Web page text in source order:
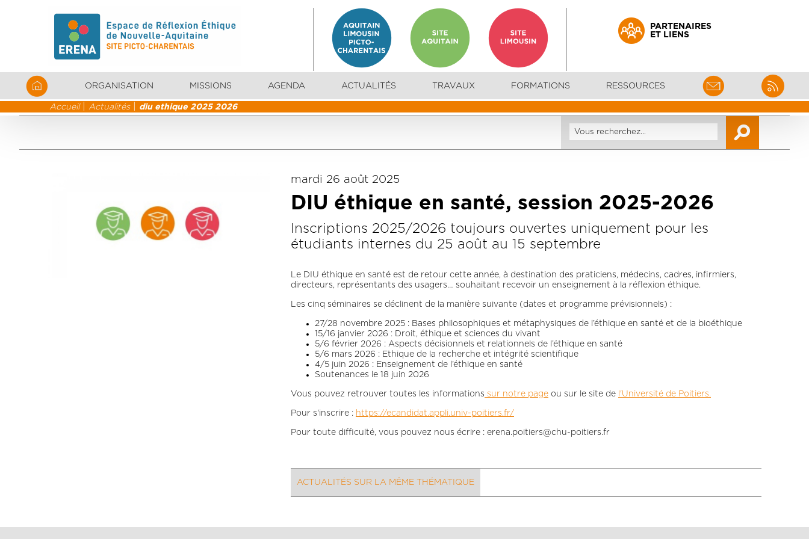
PARTENAIRES
ET LIENS
ORGANISATION MISSIONS AGENDA ACTUALITÉS TRAVAUX FORMATIONS RESSOURCES
Accueil Actualités diu ethique 2025 2026
mardi 26 août 2025
DIU éthique en santé, session 2025-2026
Inscriptions 2025/2026 toujours ouvertes uniquement pour les
étudiants internes du 25 août au 15 septembre
Le DIU éthique en santé est de retour cette année, à destination des praticiens, médecins, cadres, infirmiers,
directeurs, représentants des usagers… souhaitant recevoir un enseignement à la réflexion éthique.
Les cinq séminaires se déclinent de la manière suivante (dates et programme prévisionnels) :
27/28 novembre 2025 : Bases philosophiques et métaphysiques de l’éthique en santé et de la bioéthique
15/16 janvier 2026 : Droit, éthique et sciences du vivant
5/6 février 2026 : Aspects décisionnels et relationnels de l’éthique en santé
5/6 mars 2026 : Ethique de la recherche et intégrité scientifique
4/5 juin 2026 : Enseignement de l’éthique en santé
Soutenances le 18 juin 2026
Vous pouvez retrouver toutes les informations sur notre page ou sur le site de l'Université de Poitiers.
Pour s'inscrire : https://ecandidat.appli.univ-poitiers.fr/
Pour toute difficulté, vous pouvez nous écrire : erena.poitiers@chu-poitiers.fr
ACTUALITÉS SUR LA MÊME THÉMATIQUE